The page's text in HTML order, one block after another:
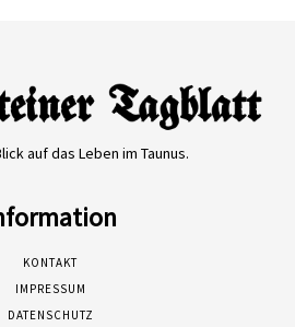
auf das Leben im Taunus.
KONTAKT
IMPRESSUM
DATENSCHUTZ